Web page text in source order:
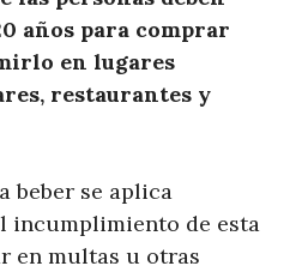
años para comprar
en lugares
restaurantes y
beber se aplica
incumplimiento de esta
en multas u otras